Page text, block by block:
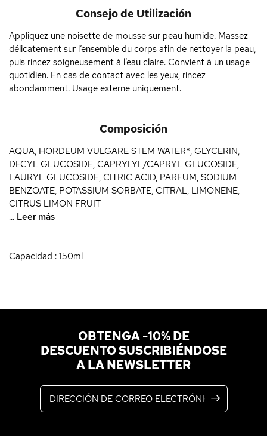
Consejo de Utilización
Appliquez une noisette de mousse sur peau humide. Massez
délicatement sur l’ensemble du corps afin de nettoyer la peau,
puis rincez soigneusement à l’eau claire. Convient à un usage
quotidien. En cas de contact avec les yeux, rincez
abondamment. Usage externe uniquement.
Composición
AQUA, HORDEUM VULGARE STEM WATER*, GLYCERIN,
DECYL GLUCOSIDE, CAPRYLYL/CAPRYL GLUCOSIDE,
LAURYL GLUCOSIDE, CITRIC ACID, PARFUM, SODIUM
BENZOATE, POTASSIUM SORBATE, CITRAL, LIMONENE,
CITRUS LIMON FRUIT
... Leer más
Capacidad : 150ml
OBTENGA -10% DE
DESCUENTO SUSCRIBIÉNDOSE
A LA NEWSLETTER